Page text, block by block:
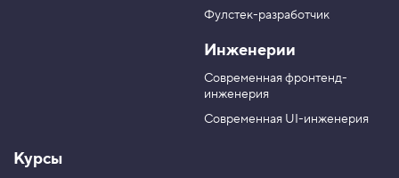
e
e
r
a
m
A
Фулстек-разработчик
Инженерии
Современная фронтенд-
инженерия
Современная UI-инженерия
Курсы